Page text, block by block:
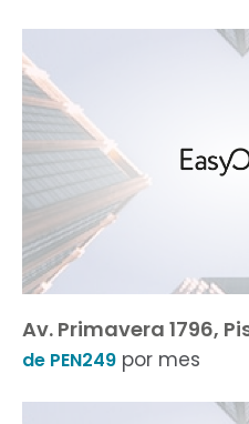
Av. Primavera 1796,
de PEN249 por mes